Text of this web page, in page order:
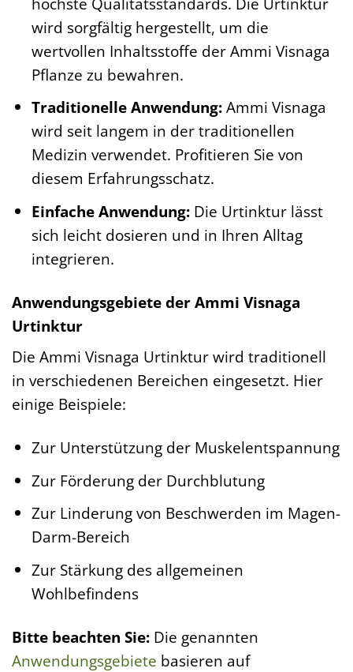
wird sorgfältig hergestellt, um die
wertvollen Inhaltsstoffe der Ammi Visnaga
Pflanze zu bewahren.
Traditionelle Anwendung:Ammi Visnaga
wird seit langem in der traditionellen
Medizin verwendet. Profitieren Sie von
diesem Erfahrungsschatz.
Einfache Anwendung:Die Urtinktur lässt
sich leicht dosieren und in Ihren Alltag
integrieren.
Anwendungsgebiete der Ammi Visnaga
Urtinktur
Die Ammi Visnaga Urtinktur wird traditionell
in verschiedenen Bereichen eingesetzt. Hier
einige Beispiele:
Zur Unterstützung der Muskelentspannung
Zur Förderung der Durchblutung
Zur Linderung von Beschwerden im Magen-
Darm-Bereich
Zur Stärkung des allgemeinen
Wohlbefindens
Bitte beachten Sie: Die genannten
Anwendungsgebiete basieren auf